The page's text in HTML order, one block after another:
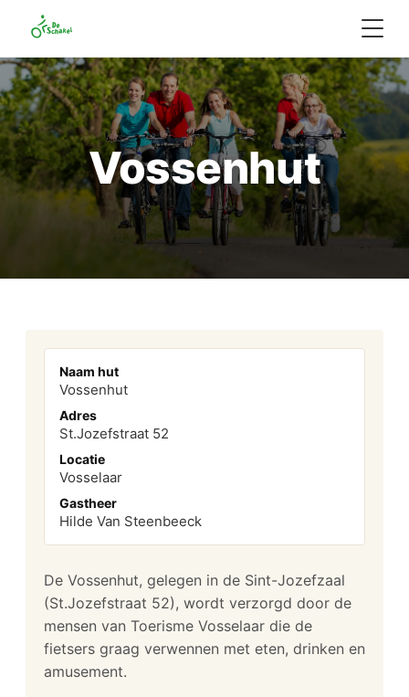
Vossenhut
Naam hut
Vossenhut
Adres
St.Jozefstraat 52
Locatie
Vosselaar
Gastheer
Hilde Van Steenbeeck
De Vossenhut, gelegen in de Sint-Jozefzaal
(St.Jozefstraat 52), wordt verzorgd door de
mensen van Toerisme Vosselaar die de
fietsers graag verwennen met eten, drinken en
amusement.